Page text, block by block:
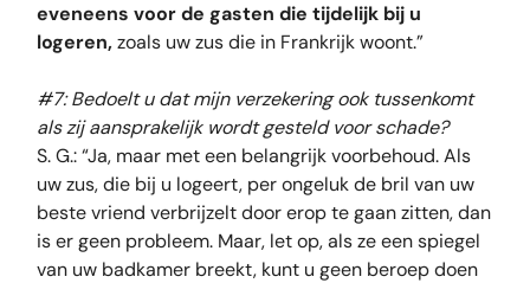
eveneens voor de gasten die tijdelijk bij u
logeren,zoals uw zus die in Frankrijk woont.”
#7: Bedoelt u dat mijn verzekering ook tussenkomt
als zij aansprakelijk wordt gesteld voor schade?
S. G.: “Ja, maar met een belangrijk voorbehoud. Als
uw zus, die bij u logeert, per ongeluk de bril van uw
beste vriend verbrijzelt door erop te gaan zitten, dan
is er geen probleem. Maar, let op, als ze een spiegel
van uw badkamer breekt, kunt u geen beroep doen